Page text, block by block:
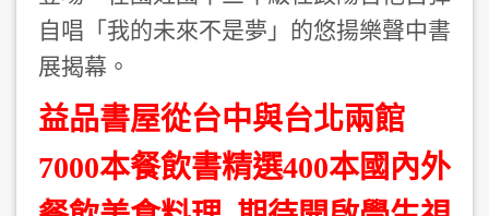
自唱「我的未來不是夢」的悠揚樂聲中書
展揭幕。
益品書屋從台中與台北兩館
7000本餐飲書精選400本國內外